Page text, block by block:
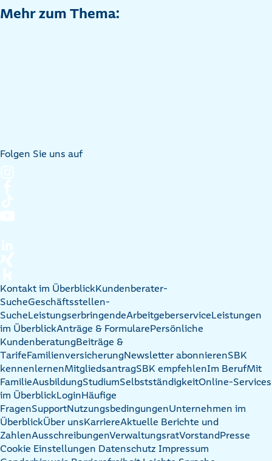
Mehr zum Thema:
Folgen Sie uns auf
Kontakt im ÜberblickKundenberater-
SucheGeschäftsstellen-
SucheLeistungserbringendeArbeitgeberserviceLeistungen
im ÜberblickAnträge & FormularePersönliche
KundenberatungBeiträge &
TarifeFamilienversicherungNewsletter abonnierenSBK
kennenlernenMitgliedsantragSBK empfehlenIm BerufMit
FamilieAusbildungStudiumSelbstständigkeitOnline-Services
im ÜberblickLoginHäufige
FragenSupportNutzungsbedingungenUnternehmen im
ÜberblickÜber unsKarriereAktuelle Berichte und
ZahlenAusschreibungenVerwaltungsratVorstandPresse
Cookie Einstellungen Datenschutz Impressum